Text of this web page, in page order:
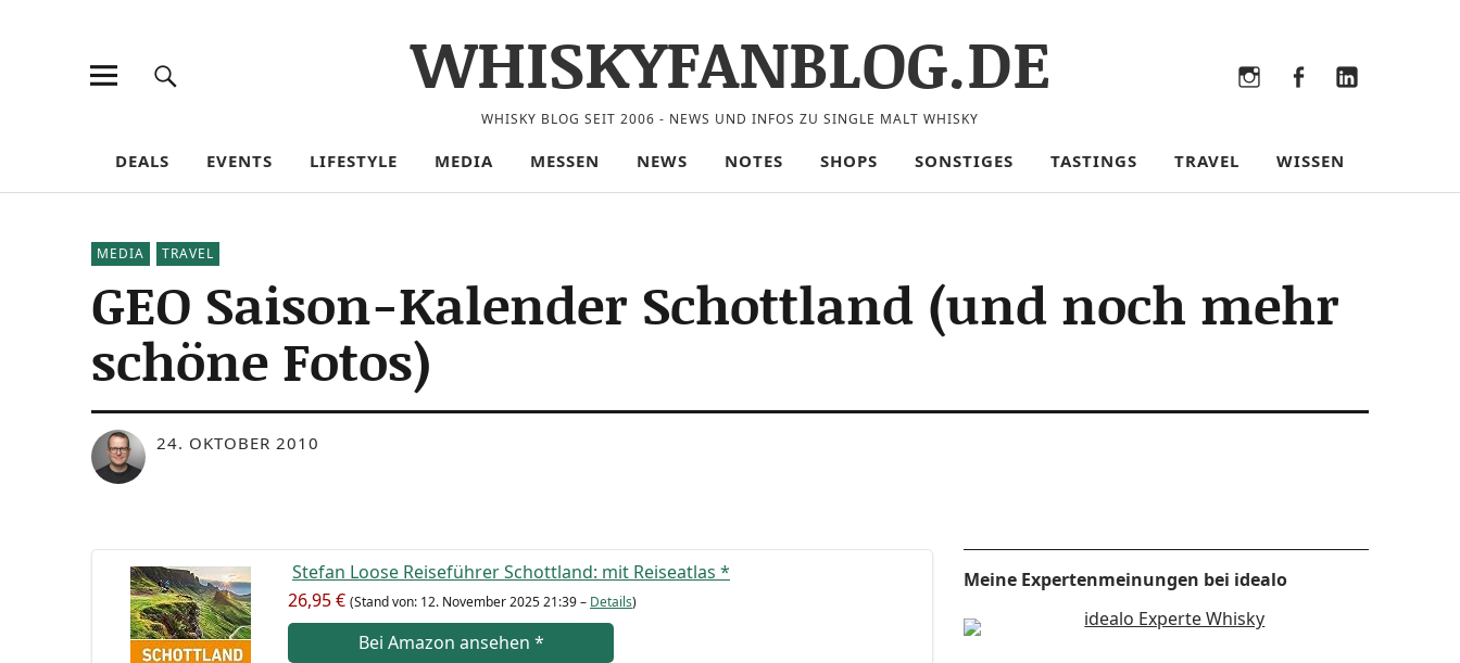
WHISKYFANBLOG.DE
WHISKY BLOG SEIT 2006 - NEWS UND INFOS ZU SINGLE MALT WHISKY
DEALS EVENTS LIFESTYLE MEDIA MESSEN NEWS NOTES SHOPS SONSTIGES TASTINGS TRAVEL WISSEN
MEDIA TRAVEL
GEO Saison-Kalender Schottland (und noch mehr
schöne Fotos)
24. OKTOBER 2010
Ste­fan Loo­se Rei­se­füh­rer Schott­land: mit Rei­se­at­las *
26,95 € (Stand von: 12. Novem­ber 2025 21:39 – Details)
Bei Ama­zon anse­hen *
Meine Expertenmeinungen bei idealo